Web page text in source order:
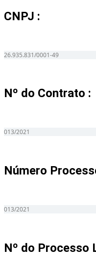
CNPJ :
26.935.831/0001-49
Nº do Contrato :
013/2021
Número
013/2021
Nº do Processo